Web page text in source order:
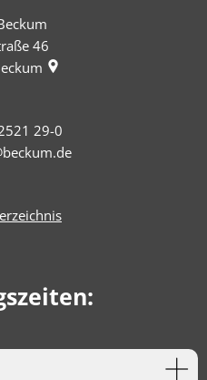
46
29-0